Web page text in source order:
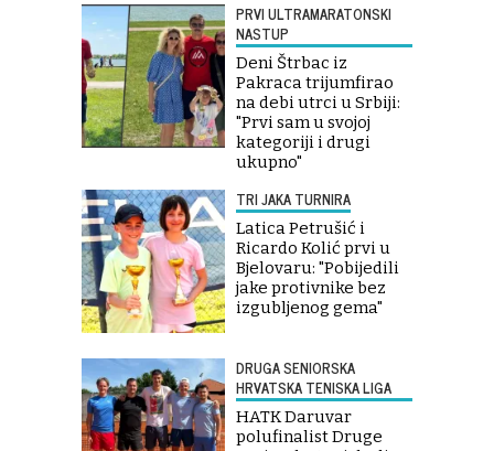
PRVI ULTRAMARATONSKI
NASTUP
Deni Štrbac iz
Pakraca trijumfirao
na debi utrci u Srbiji:
"Prvi sam u svojoj
kategoriji i drugi
ukupno"
TRI JAKA TURNIRA
Latica Petrušić i
Ricardo Kolić prvi u
Bjelovaru: "Pobijedili
jake protivnike bez
izgubljenog gema"
DRUGA SENIORSKA
HRVATSKA TENISKA LIGA
HATK Daruvar
polufinalist Druge